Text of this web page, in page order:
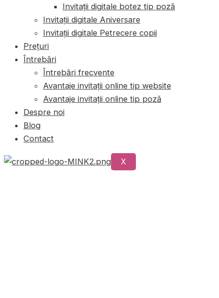
Invitații digitale botez tip poză
Invitații digitale Aniversare
Invitații digitale Petrecere copii
Prețuri
Întrebări
Întrebări frecvente
Avantaje invitații online tip website
Avantaje invitații online tip poză
Despre noi
Blog
Contact
X